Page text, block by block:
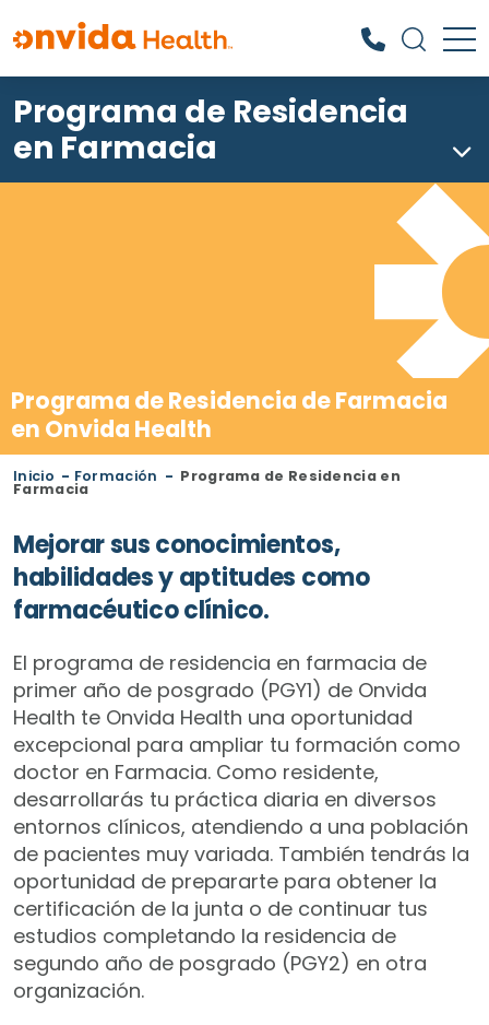
¿Qué podemos ayudarle a
encontrar?
Programa de Residencia
en Farmacia
Programa de Residencia de Farmacia
en Onvida Health
Inicio - Formación - Programa de Residencia en
Farmacia
Mejorar sus conocimientos,
habilidades y aptitudes como
farmacéutico clínico.
El programa de residencia en farmacia de
primer año de posgrado (PGY1) de Onvida
Health te Onvida Health una oportunidad
excepcional para ampliar tu formación como
doctor en Farmacia. Como residente,
desarrollarás tu práctica diaria en diversos
entornos clínicos, atendiendo a una población
de pacientes muy variada. También tendrás la
oportunidad de prepararte para obtener la
certificación de la junta o de continuar tus
estudios completando la residencia de
segundo año de posgrado (PGY2) en otra
organización.